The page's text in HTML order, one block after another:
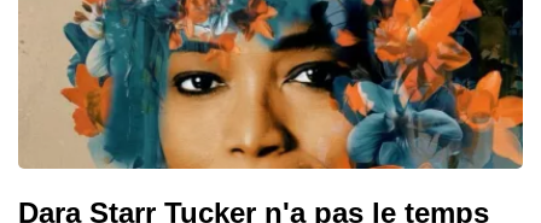
Dara Starr Tucker n'a pas le temps